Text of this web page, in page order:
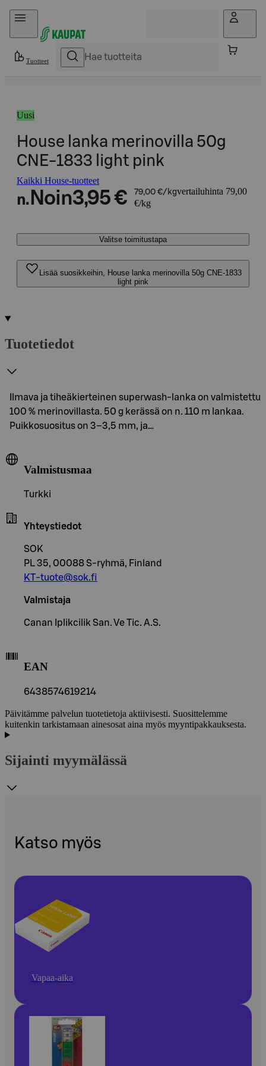
Hyppää sisältöön
Tuotteet
Uusi
House lanka merinovilla 50g
CNE-1833 light pink
Kaikki House-tuotteet
n. Noin3,95 € 79,00 €/kgvertailuhinta 79,00
€/kg
Valitse toimitustapa
Lisää suosikkeihin, House lanka merinovilla 50g CNE-1833
light pink
Tuotetiedot
Ilmava ja tiheäkierteinen superwash-lanka on valmistettu
100 % merinovillasta. 50 g kerässä on n. 110 m lankaa.
Puikkosuositus on 3–3,5 mm, ja…
Valmistusmaa
Turkki
Yhteystiedot
SOK
PL 35, 00088 S-ryhmä, Finland
KT-tuote@sok.fi
Valmistaja
Canan Iplikcilik San. Ve Tic. A.S.
EAN
6438574619214
Päivitämme palvelun tuotetietoja aktiivisesti. Suosittelemme
kuitenkin tarkistamaan ainesosat aina myös myyntipakkauksesta.
Sijainti myymälässä
Katso myös
Vapaa-aika